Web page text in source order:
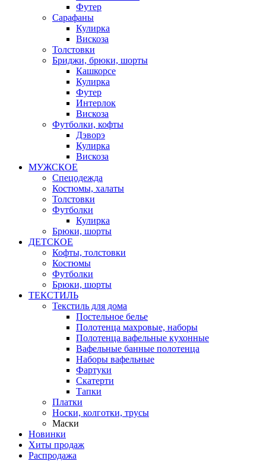
Футер
Сарафаны
Кулирка
Вискоза
Толстовки
Бриджи, брюки, шорты
Кашкорсе
Кулирка
Футер
Интерлок
Вискоза
Футболки, кофты
Дэворэ
Кулирка
Вискоза
МУЖСКОЕ
Спецодежда
Костюмы, халаты
Толстовки
Футболки
Кулирка
Брюки, шорты
ДЕТСКОЕ
Кофты, толстовки
Костюмы
Футболки
Брюки, шорты
ТЕКСТИЛЬ
Текстиль для дома
Постельное белье
Полотенца махровые, наборы
Полотенца вафельные кухонные
Вафельные банные полотенца
Наборы вафельные
Фартуки
Скатерти
Тапки
Платки
Носки, колготки, трусы
Маски
Новинки
Хиты продаж
Распродажа